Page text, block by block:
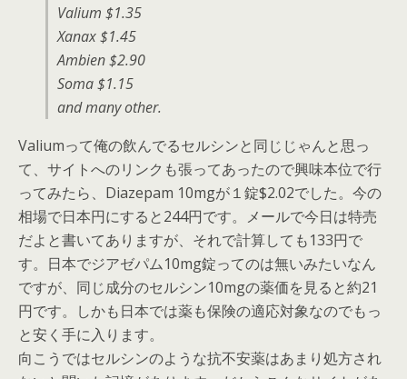
Valium $1.35
Xanax $1.45
Ambien $2.90
Soma $1.15
and many other.
Valiumって俺の飲んでるセルシンと同じじゃんと思っ
て、サイトへのリンクも張ってあったので興味本位で行
ってみたら、Diazepam 10mgが１錠$2.02でした。今の
相場で日本円にすると244円です。メールで今日は特売
だよと書いてありますが、それで計算しても133円で
す。日本でジアゼパム10mg錠ってのは無いみたいなん
ですが、同じ成分のセルシン10mgの薬価を見ると約21
円です。しかも日本では薬も保険の適応対象なのでもっ
と安く手に入ります。
向こうではセルシンのような抗不安薬はあまり処方され